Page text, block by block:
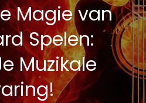
Magie van
Spelen:
Muzikale